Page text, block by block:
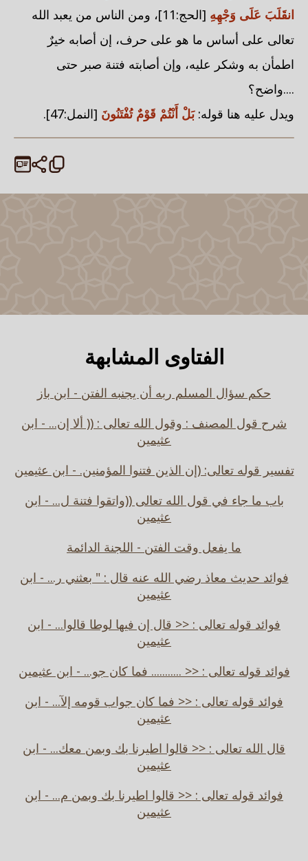
انقَلَبَ عَلَى وَجْهِهِ
[الحج:11]، ومن الناس من يعبد الله
تعالى على أساس ما هو على حرف، إن أصابه خيرٌ
اطمأن به وشكر عليه، وإن أصابته فتنة صبر حتى
....واضح؟
ويدل عليه هنا قوله:بَلْ أَنْتُمْ قَوْمٌ تُفْتَنُونَ [النمل:47].
الفتاوى المشابهة
حكم سؤال المسلم ربه أن يجنبه الفتن - ابن باز
شرح قول المصنف : وقول الله تعالى : (( ألا إن... - ابن
عثيمين
تفسير قوله تعالى: (إن الذين فتنوا المؤمنين. - ابن عثيمين
باب ما جاء في قول الله تعالى ((واتقوا فتنة ل... - ابن
عثيمين
ما يفعل وقت الفتن - اللجنة الدائمة
فوائد حديث معاذ رضي الله عنه قال : " بعثني ر... - ابن
عثيمين
فوائد قوله تعالى : << قال إن فيها لوطا قالوا... - ابن
عثيمين
فوائد قوله تعالى : << ........... فما كان جو... - ابن عثيمين
فوائد قوله تعالى : << فما كان جواب قومه إلآ... - ابن
عثيمين
قال الله تعالى : << قالوا اطيرنا بك وبمن معك... - ابن
عثيمين
فوائد قوله تعالى : << قالوا اطيرنا بك وبمن م... - ابن
عثيمين